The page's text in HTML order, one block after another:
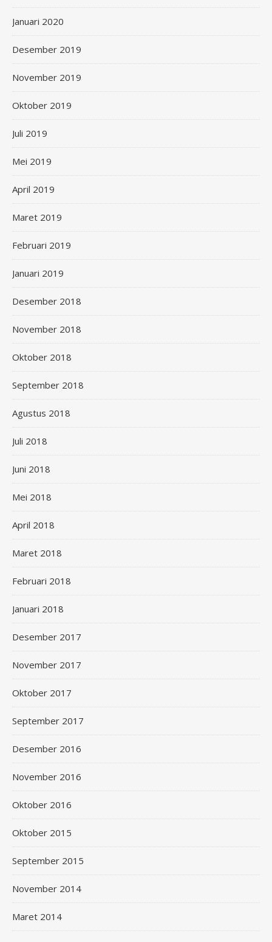
Januari 2020
Desember 2019
November 2019
Oktober 2019
Juli 2019
Mei 2019
April 2019
Maret 2019
Februari 2019
Januari 2019
Desember 2018
November 2018
Oktober 2018
September 2018
Agustus 2018
Juli 2018
Juni 2018
Mei 2018
April 2018
Maret 2018
Februari 2018
Januari 2018
Desember 2017
November 2017
Oktober 2017
September 2017
Desember 2016
November 2016
Oktober 2016
Oktober 2015
September 2015
November 2014
Maret 2014